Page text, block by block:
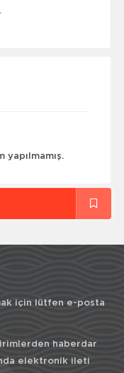
için lütfen e-posta
haberdar
elektronik ileti